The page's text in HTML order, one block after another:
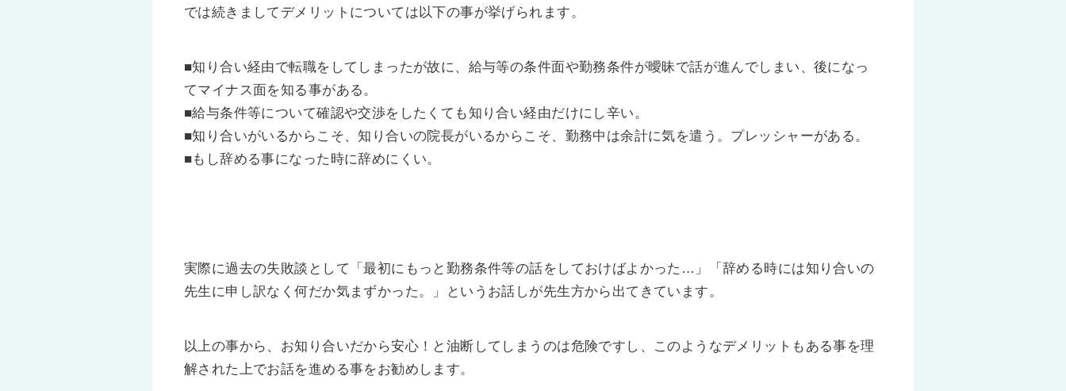
では続きましてデメリットについては以下の事が挙げられます。
■知り合い経由で転職をしてしまったが故に、給与等の条件面や勤務条件が曖昧で話が進んでしまい、後になっ
てマイナス面を知る事がある。
■給与条件等について確認や交渉をしたくても知り合い経由だけにし辛い。
■知り合いがいるからこそ、知り合いの院長がいるからこそ、勤務中は余計に気を遣う。プレッシャーがある。
■もし辞める事になった時に辞めにくい。
実際に過去の失敗談として「最初にもっと勤務条件等の話をしておけばよかった…」「辞める時には知り合いの
先生に申し訳なく何だか気まずかった。」というお話しが先生方から出てきています。
以上の事から、お知り合いだから安心！と油断してしまうのは危険ですし、このようなデメリットもある事を理
解された上でお話を進める事をお勧めします。